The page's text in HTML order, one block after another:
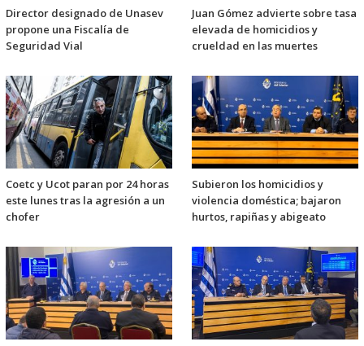
Director designado de Unasev
propone una Fiscalía de
Seguridad Vial
Juan Gómez advierte sobre tasa
elevada de homicidios y
crueldad en las muertes
Coetc y Ucot paran por 24 horas
este lunes tras la agresión a un
chofer
Subieron los homicidios y
violencia doméstica; bajaron
hurtos, rapiñas y abigeato